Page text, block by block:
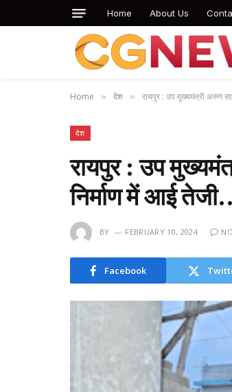
Home About Us
Home » देश » रायपुर : उप मुख्यमंत्री अरुण
देश
रायपुर : उप
निर्माण में आई
BY FEBRUARY 10, 2024
Facebook